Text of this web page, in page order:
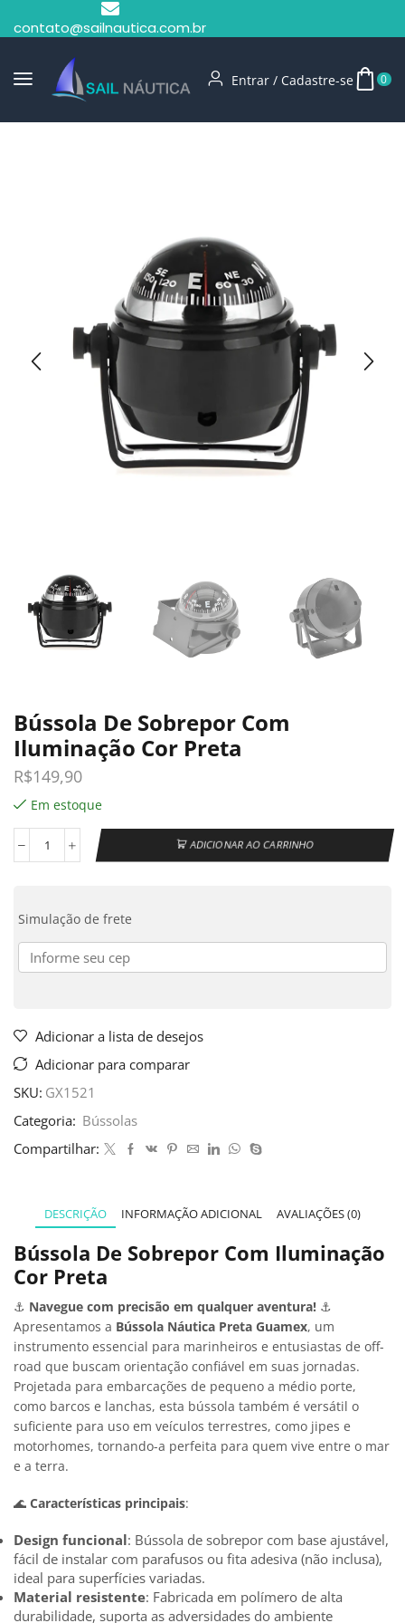
contato@sailnautica.com.br
Entrar / Cadastre-se 0
Bússola De Sobrepor Com
Iluminação Cor Preta
R$149,90
Em estoque
ADICIONAR AO CARRINHO
Simulação de frete
Adicionar a lista de desejos
Adicionar para comparar
SKU: GX1521
Categoria: Bússolas
Compartilhar:
DESCRIÇÃO INFORMAÇÃO ADICIONAL AVALIAÇÕES (0)
Bússola De Sobrepor Com Iluminação
Cor Preta
⚓ Navegue com precisão em qualquer aventura! ⚓
Apresentamos a Bússola Náutica Preta Guamex, um
instrumento essencial para marinheiros e entusiastas de off-
road que buscam orientação confiável em suas jornadas.
Projetada para embarcações de pequeno a médio porte,
como barcos e lanchas, esta bússola também é versátil o
suficiente para uso em veículos terrestres, como jipes e
motorhomes, tornando-a perfeita para quem vive entre o mar
e a terra.
🌊 Características principais:
Design funcional: Bússola de sobrepor com base ajustável,
fácil de instalar com parafusos ou fita adesiva (não inclusa),
ideal para superfícies variadas.
Material resistente: Fabricada em polímero de alta
durabilidade, suporta as adversidades do ambiente